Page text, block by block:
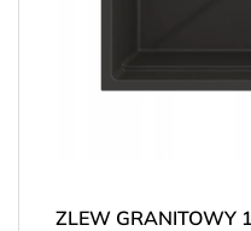
ZLEW GRANITOWY